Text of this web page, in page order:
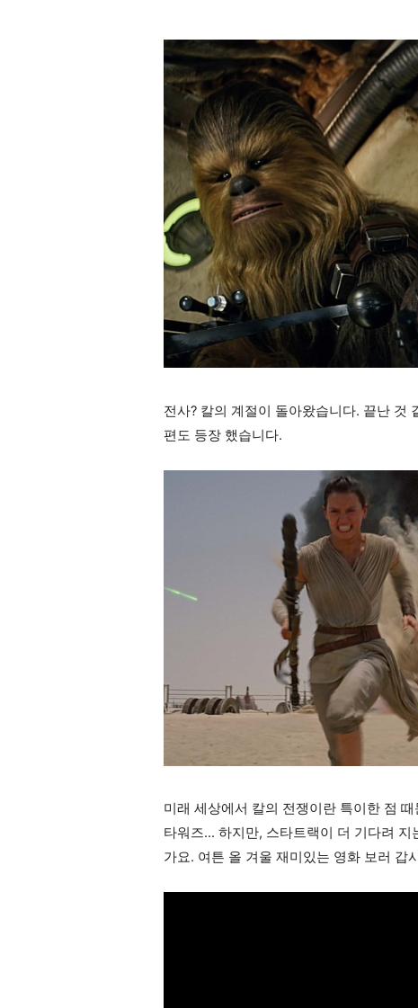
전사? 칼의 계절이 돌아왔습니다. 끝난 것
편도 등장 했습니다.
미래 세상에서 칼의 전쟁이란 특이한 점
타워즈... 하지만, 스타트랙이 더 기다려
가요. 여튼 올 겨울 재미있는 영화 보러 갑